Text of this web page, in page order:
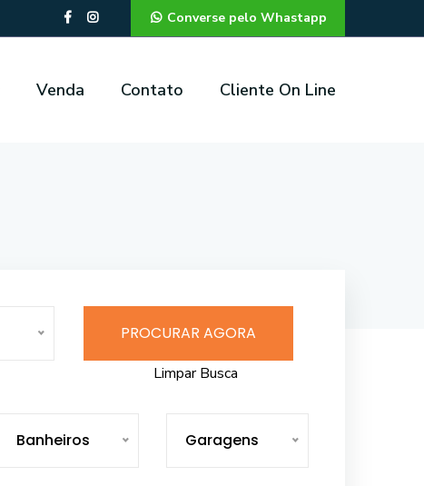
Converse pelo Whastapp
Venda Contato Cliente On Line
PROCURAR AGORA
Limpar Busca
Banheiros Garagens